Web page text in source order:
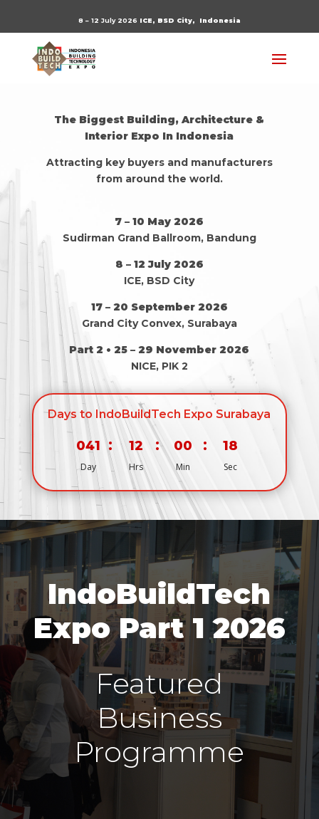
8 – 12 July 2026 ICE, BSD City, Indonesia
The Biggest Building, Architecture &
Interior Expo In Indonesia
Attracting key buyers and manufacturers
from around the world.
7 – 10 May 2026
Sudirman Grand Ballroom, Bandung
8 – 12 July 2026
ICE, BSD City
17 – 20 September 2026
Grand City Convex, Surabaya
Part 2 • 25 – 29 November 2026
NICE, PIK 2
Days to IndoBuildTech Expo Surabaya
041
Day
: 12
Hrs
: 00
Min
: 17
Sec
IndoBuildTech
Expo Part 1 2026
Featured
Business
Programme